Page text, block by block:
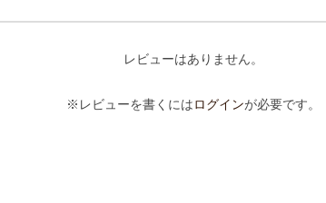
レビューはありません。
※レビューを書くにはログインが必要です。